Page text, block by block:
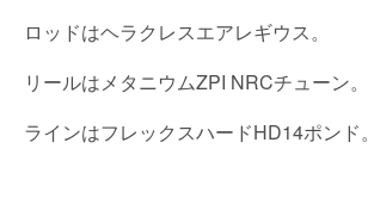
ロッドはヘラクレスエアレギウス。
リールはメタニウムZPI NRCチューン。
ラインはフレックスハードHD14ポンド。